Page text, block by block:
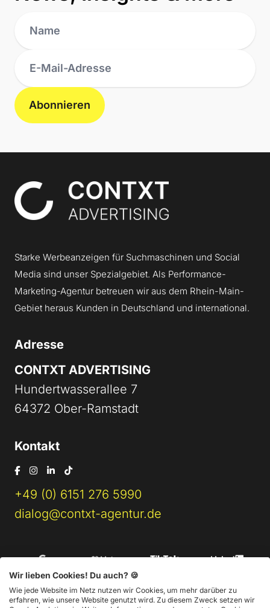
Abonnieren
Contxt
Starke Werbeanzeigen für Suchmaschinen und Social
Media sind unser Spezialgebiet. Als Performance-
Marketing-Agentur betreuen wir aus dem Rhein-Main-
Gebiet heraus Kunden in Deutschland und international.
Adresse
CONTXT ADVERTISING
Hundertwasserallee 7
64372 Ober-Ramstadt
Kontakt
+49 (0) 6151 276 5990
dialog@contxt-agentur.de
Wir lieben Cookies! Du auch? 🍪
Wie jede Website im Netz nutzen wir Cookies, um mehr darüber zu
erfahren, wie unsere Website genutzt wird. Zu diesem Zweck setzen wir